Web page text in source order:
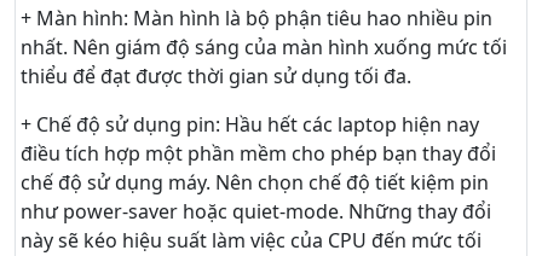
+ Màn hình: Màn hình là bộ phận tiêu hao nhiều pin
nhất. Nên giám độ sáng của màn hình xuống mức tối
thiểu để đạt được thời gian sử dụng tối đa.
+ Chế độ sử dụng pin: Hầu hết các laptop hiện nay
điều tích hợp một phần mềm cho phép bạn thay đổi
chế độ sử dụng máy. Nên chọn chế độ tiết kiệm pin
như power-saver hoặc quiet-mode. Những thay đổi
này sẽ kéo hiệu suất làm việc của CPU đến mức tối